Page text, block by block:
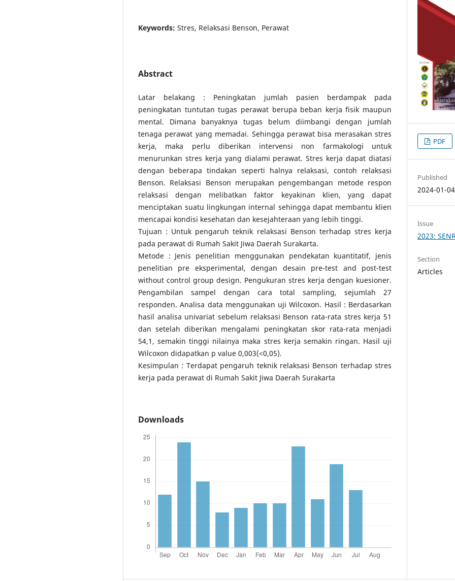
Keywords: Stres, Relaksasi Benson, Perawat
Abstract
Latar belakang : Peningkatan jumlah pasien berdampak pada
peningkatan tuntutan tugas perawat berupa beban kerja fisik maupun
mental. Dimana banyaknya tugas belum diimbangi dengan jumlah
tenaga perawat yang memadai. Sehingga perawat bisa merasakan stres
kerja, maka perlu diberikan intervensi non farmakologi untuk
menurunkan stres kerja yang dialami perawat. Stres kerja dapat diatasi
dengan beberapa tindakan seperti halnya relaksasi, contoh relaksasi
Benson. Relaksasi Benson merupakan pengembangan metode respon
relaksasi dengan melibatkan faktor keyakinan klien, yang dapat
menciptakan suatu lingkungan internal sehingga dapat membantu klien
mencapai kondisi kesehatan dan kesejahteraan yang lebih tinggi.
Tujuan : Untuk pengaruh teknik relaksasi Benson terhadap stres kerja
pada perawat di Rumah Sakit Jiwa Daerah Surakarta.
Metode : Jenis penelitian menggunakan pendekatan kuantitatif, jenis
penelitian pre eksperimental, dengan desain pre-test and post-test
without control group design. Pengukuran stres kerja dengan kuesioner.
Pengambilan sampel dengan cara total sampling, sejumlah 27
responden. Analisa data menggunakan uji Wilcoxon. Hasil : Berdasarkan
hasil analisa univariat sebelum relaksasi Benson rata-rata stres kerja 51
dan setelah diberikan mengalami peningkatan skor rata-rata menjadi
54,1, semakin tinggi nilainya maka stres kerja semakin ringan. Hasil uji
Wilcoxon didapatkan p value 0,003(<0,05).
Kesimpulan : Terdapat pengaruh teknik relaksasi Benson terhadap stres
kerja pada perawat di Rumah Sakit Jiwa Daerah Surakarta
Downloads
PDF
Published
2024-01-04
Issue
2023:
Section
Articles